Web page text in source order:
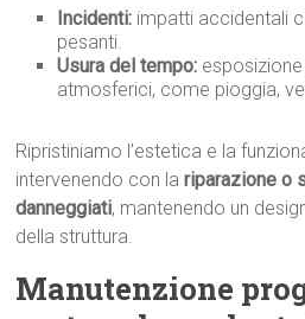
Incidenti: impatti accidentali
pesanti.
Usura del tempo:
atmosferici, come pioggia,
Ripristiniamo l’estetica e la
intervenendo con lariparazione o
danneggiati, mantenendo un
della struttura.
Manutenzione